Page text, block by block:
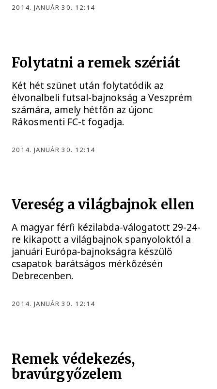
2014. JANUÁR 30. 12:14
Folytatni a remek szériát
Két hét szünet után folytatódik az
élvonalbeli futsal-bajnokság a Veszprém
számára, amely hétfőn az újonc
Rákosmenti FC-t fogadja.
2014. JANUÁR 30. 12:14
Vereség a világbajnok ellen
A magyar férfi kézilabda-válogatott 29-24-
re kikapott a világbajnok spanyoloktól a
januári Európa-bajnokságra készülő
csapatok barátságos mérkőzésén
Debrecenben.
2014. JANUÁR 30. 12:14
Remek védekezés,
bravúrgyőzelem